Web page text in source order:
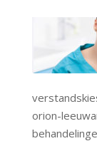
orion-